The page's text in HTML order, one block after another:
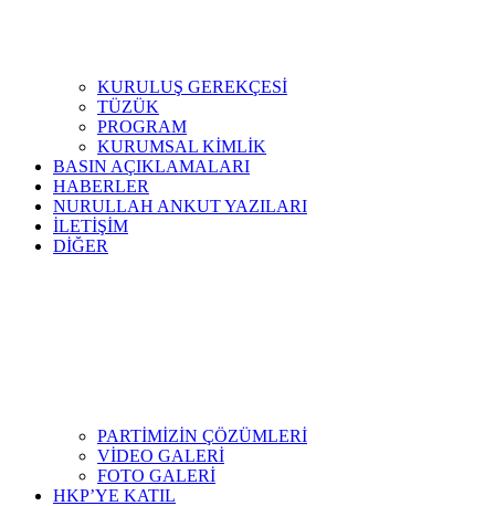
KURULUŞ GEREKÇESİ
TÜZÜK
PROGRAM
KURUMSAL KİMLİK
BASIN AÇIKLAMALARI
HABERLER
NURULLAH ANKUT YAZILARI
İLETİŞİM
DİĞER
PARTİMİZİN ÇÖZÜMLERİ
VİDEO GALERİ
FOTO GALERİ
HKP’YE KATIL